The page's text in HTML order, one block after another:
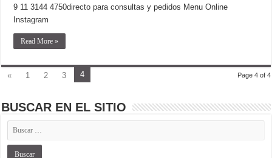
9 11 3144 4750directo para consultas y pedidos Menu Online
Instagram
Read More »
Page 4 of 4
« 1 2 3 4
BUSCAR EN EL SITIO